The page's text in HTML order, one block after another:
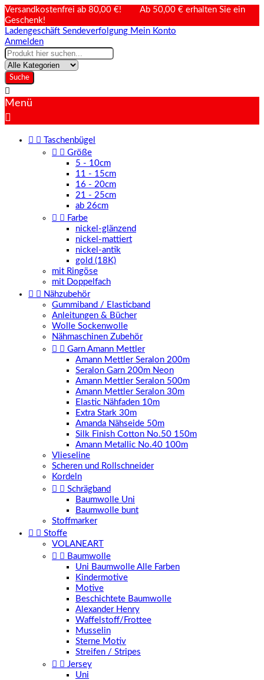
Versandkostenfrei ab 80,00 €! Ab 50,00 € erhalten Sie ein
Geschenk!
Ladengeschäft Sendeverfolgung Mein Konto
Anmelden
Suche

Menü

 
Taschenbügel
  Größe
5 - 10cm
11 - 15cm
16 - 20cm
21 - 25cm
ab 26cm
  Farbe
nickel-glänzend
nickel-mattiert
nickel-antik
gold (18K)
mit Ringöse
mit Doppelfach
  Nähzubehör
Gummiband / Elasticband
Anleitungen & Bücher
Wolle Sockenwolle
Nähmaschinen Zubehör
  Garn Amann Mettler
Amann Mettler Seralon 200m
Seralon Garn 200m Neon
Amann Mettler Seralon 500m
Amann Mettler Seralon 30m
Elastic Nähfaden 10m
Extra Stark 30m
Amanda Nähseide 50m
Silk Finish Cotton No.50 150m
Amann Metallic No.40 100m
Vlieseline
Scheren und Rollschneider
Kordeln
  Schrägband
Baumwolle Uni
Baumwolle bunt
Stoffmarker
  Stoffe
VOLANEART
  Baumwolle
Uni Baumwolle Alle Farben
Kindermotive
Motive
Beschichtete Baumwolle
Alexander Henry
Waffelstoff/Frottee
Musselin
Sterne Motiv
Streifen / Stripes
  Jersey
Uni